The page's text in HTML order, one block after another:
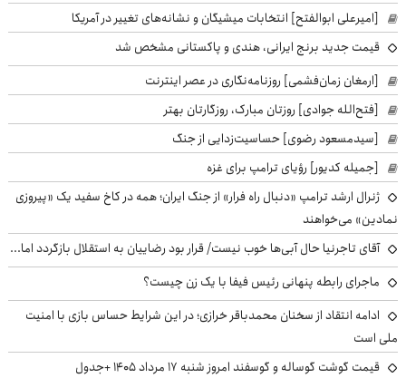
[امیرعلی ابوالفتح] انتخابات میشیگان و نشانه‌های تغییر در آمریکا
قیمت جدید برنج ایرانی، هندی و پاکستانی مشخص شد
[ارمغان زمان‌فشمی] روزنامه‌نگاری در عصر اینترنت
[فتح‌الله جوادی] روزتان مبارک، روزگارتان بهتر
[سیدمسعود رضوی] حساسیت‌زدایی از جنگ
[جمیله کدیور] رؤیای ترامپ برای غزه
ژنرال ارشد ترامپ «دنبال راه فرار» از جنگ ایران؛ همه در کاخ سفید یک «پیروزی
نمادین» می‌خواهند
آقای تاجرنیا حال آبی‌ها خوب نیست/ قرار بود رضاییان به استقلال بازگردد اما...
ماجرای رابطه پنهانی رئیس فیفا با یک زن چیست؟
ادامه انتقاد از سخنان محمدباقر خرازی؛ در این شرایط حساس بازی با امنیت
ملی است
قیمت گوشت گوساله و گوسفند امروز شنبه ۱۷ مرداد ۱۴۰۵ +جدول